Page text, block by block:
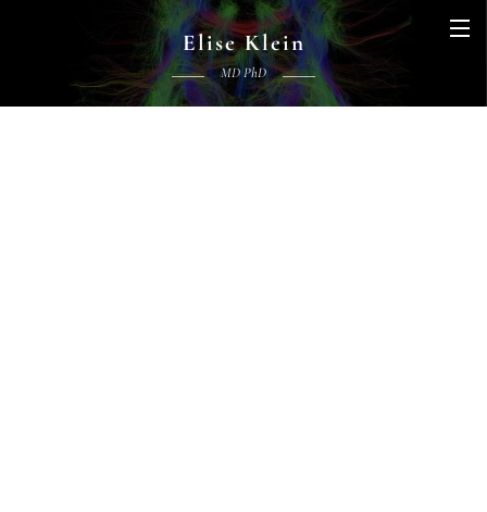
Elise Klein
MD PhD